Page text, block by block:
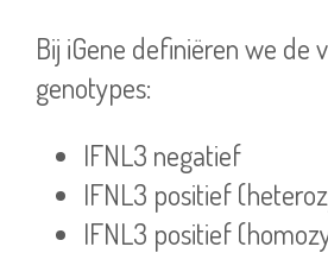
Bij iGene definiëren we de
genotypes:
IFNL3 negatief
IFNL3 positief
IFNL3 positief